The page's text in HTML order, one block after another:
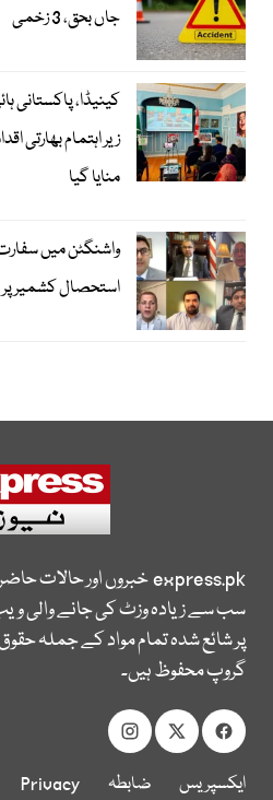
جاں بحق، 3 زخمی
کینیڈا، پاکستانی
زیر اہتمام بھارتی
منایا گیا
واشنگٹن میں
استحصال کشمیر پر
express.pkخبروں اور حالات
سب سے زیادہ وزٹ کی جانے والی
پر شائع شدہ تمام مواد کے جملہ
گروپ محفوظ ہیں۔
ایکسپریس
ضابطہ
Privacy